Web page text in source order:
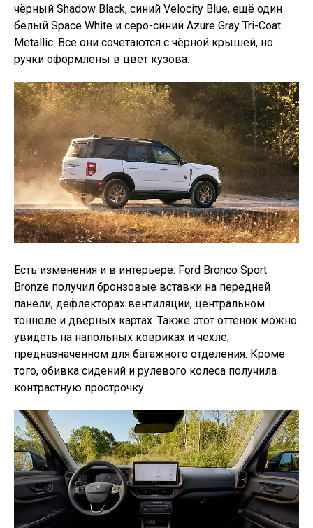
чёрный Shadow Black, синий Velocity Blue, ещё один
белый Space White и серо-синий Azure Gray Tri-Coat
Metallic. Все они сочетаются с чёрной крышей, но
ручки оформлены в цвет кузова.
Есть изменения и в интерьере: Ford Bronco Sport
Bronze получил бронзовые вставки на передней
панели, дефлекторах вентиляции, центральном
тоннеле и дверных картах. Также этот оттенок можно
увидеть на напольных ковриках и чехле,
предназначенном для багажного отделения. Кроме
того, обивка сидений и рулевого колеса получила
контрастную прострочку.